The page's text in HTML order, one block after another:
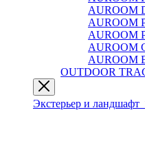
AUROOM
AUROOM
AUROOM
AUROOM
AUROOM
OUTDOOR
Экстерьер и ландшафт